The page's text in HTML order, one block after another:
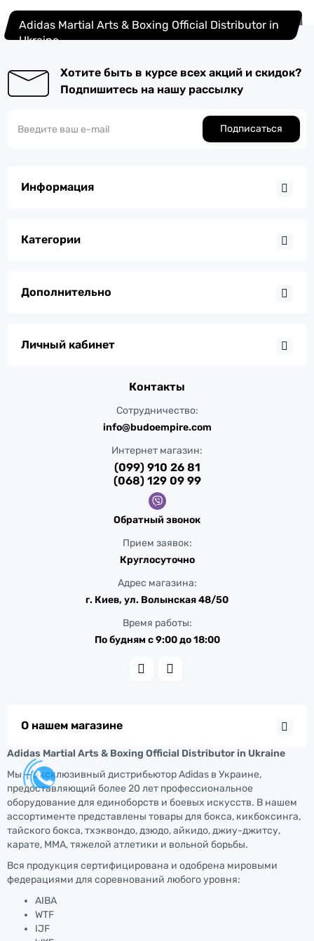
Adidas Martial Arts & Boxing Official Distributor in
Ukraine
Хотите быть в курсе всех акций и скидок?
Подпишитесь на нашу рассылку
Подписаться
Информация
Категории
Дополнительно
Личный кабинет
Контакты
Сотрудничество:
info@budoempire.com
Интернет магазин:
(099) 910 26 81
(068) 129 09 99
Обратный звонок
Прием заявок:
Круглосуточно
Адрес магазина:
г. Киев, ул. Волынская 48/50
Время работы:
По будням с 9:00 до 18:00
О нашем магазине
Adidas Martial Arts & Boxing Official Distributor in Ukraine
Мы — эксклюзивный дистрибьютор Adidas в Украине,
предоставляющий более 20 лет профессиональное
оборудование для единоборств и боевых искусств. В нашем
ассортименте представлены товары для бокса, кикбоксинга,
тайского бокса, тхэквондо, дзюдо, айкидо, джиу-джитсу,
карате, ММА, тяжелой атлетики и вольной борьбы.
Вся продукция сертифицирована и одобрена мировыми
федерациями для соревнований любого уровня:
AIBA
WTF
IJF